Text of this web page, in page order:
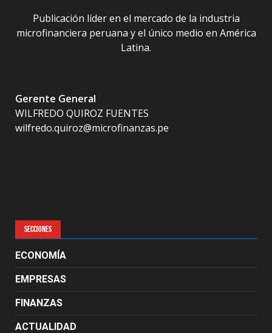
Publicación líder en el mercado de la industria
microfinanciera peruana y el único medio en América
Latina.
Gerente General
WILFREDO QUIROZ FUENTES
wilfredo.quiroz@microfinanzas.pe
SECCIONES
ECONOMÍA
EMPRESAS
FINANZAS
ACTUALIDAD